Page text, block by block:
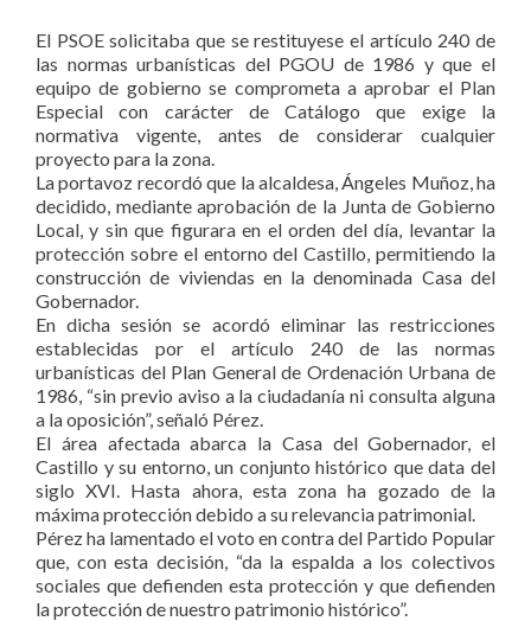
El PSOE solicitaba que se restituyese el artículo 240 de
las normas urbanísticas del PGOU de 1986 y que el
equipo de gobierno se comprometa a aprobar el Plan
Especial con carácter de Catálogo que exige la
normativa vigente, antes de considerar cualquier
proyecto para la zona.
La portavoz recordó que la alcaldesa, Ángeles Muñoz, ha
decidido, mediante aprobación de la Junta de Gobierno
Local, y sin que figurara en el orden del día, levantar la
protección sobre el entorno del Castillo, permitiendo la
construcción de viviendas en la denominada Casa del
Gobernador.
En dicha sesión se acordó eliminar las restricciones
establecidas por el artículo 240 de las normas
urbanísticas del Plan General de Ordenación Urbana de
1986, “sin previo aviso a la ciudadanía ni consulta alguna
a la oposición”, señaló Pérez.
El área afectada abarca la Casa del Gobernador, el
Castillo y su entorno, un conjunto histórico que data del
siglo XVI. Hasta ahora, esta zona ha gozado de la
máxima protección debido a su relevancia patrimonial.
Pérez ha lamentado el voto en contra del Partido Popular
que, con esta decisión, “da la espalda a los colectivos
sociales que defienden esta protección y que defienden
la protección de nuestro patrimonio histórico”.